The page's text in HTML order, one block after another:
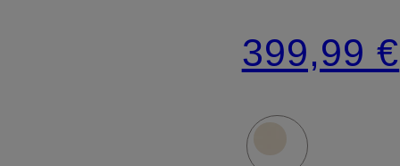
399,99 €